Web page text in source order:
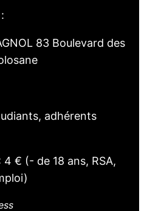
83 Boulevard des
adhérents
4 € (- de 18 ans, RSA,